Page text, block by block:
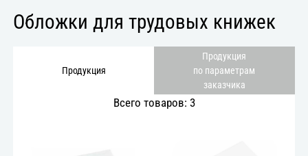
Обложки для трудовых книжек
Продукция
Продукция
по параметрам
заказчика
Всего товаров: 3